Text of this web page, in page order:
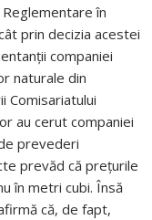
în
prin decizia acestei
companiei
naturale din
Comisariatului
au cerut companiei
prevederi
prevăd că preţurile
în metri cubi. Însă
că, de fapt,